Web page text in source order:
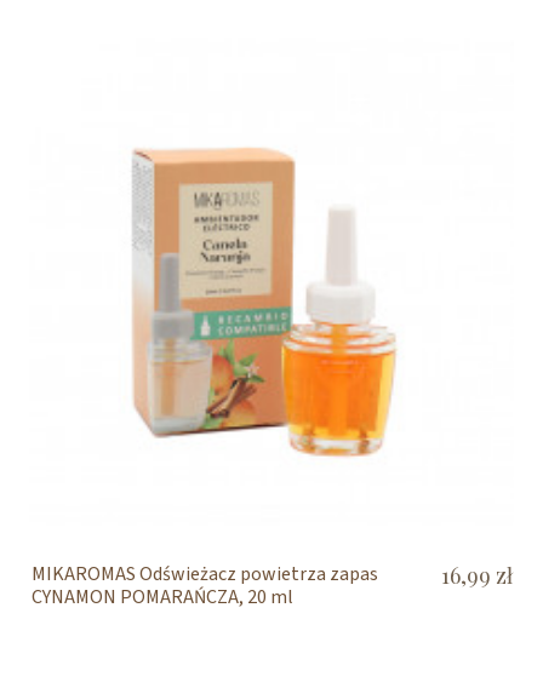
MIKAROMAS Odświeżacz powietrza zapas
CYNAMON POMARAŃCZA, 20 ml
16,99 zł